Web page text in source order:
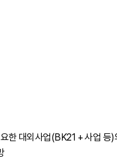
한 대외사업(BK21 + 사업 등)